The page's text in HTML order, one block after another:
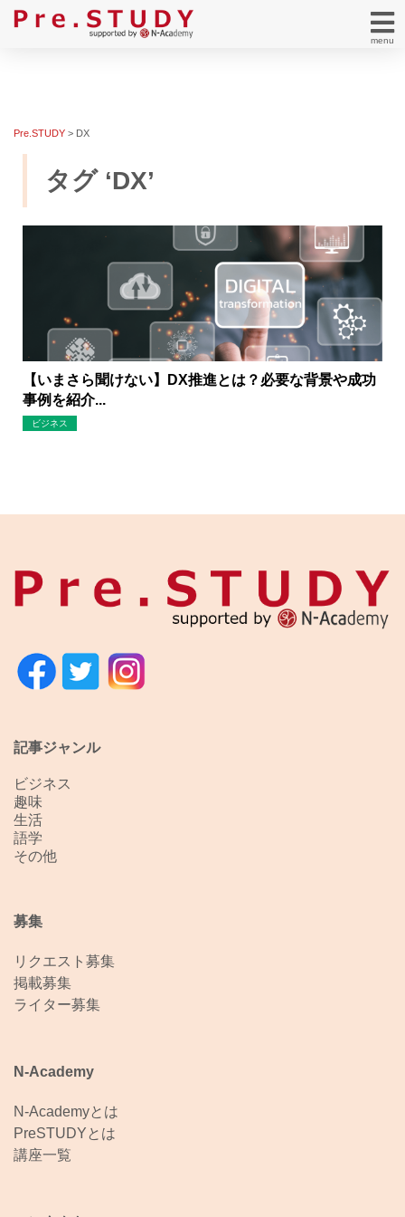
menu
Pre.STUDY > DX
タグ ‘DX’
【いまさら聞けない】DX推進とは？必要な背景や成功
事例を紹介...
ビジネス
記事ジャンル
ビジネス
趣味
生活
語学
その他
募集
リクエスト募集
掲載募集
ライター募集
N-Academy
N-Academyとは
PreSTUDYとは
講座一覧